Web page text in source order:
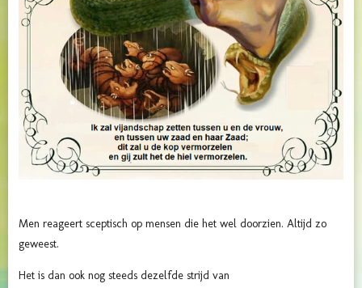
Men reageert sceptisch op mensen die het wel doorzien. Altijd zo
geweest.
Het is dan ook nog steeds dezelfde strijd van